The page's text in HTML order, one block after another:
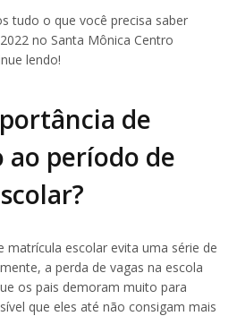
tudo o que você precisa saber
no Santa Mônica Centro
lendo!
de
período de
matrícula escolar evita uma série de
a perda de vagas na escola
os pais demoram muito para
que eles até não consigam mais